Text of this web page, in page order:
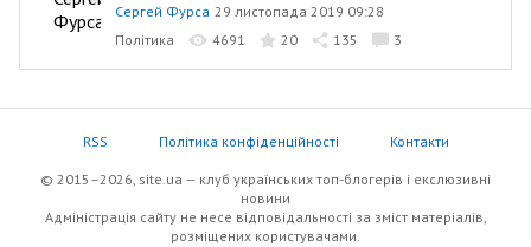
Сергей Фурса 29 листопада 2019 09:28
Політика
4691 20 135 3
RSS Політика конфіденційності Контакти
© 2015–2026, site.ua — клуб українських топ-блогерів i екслюзивнi
новини
Адміністрація сайту не несе відповідальності за зміст матеріалів,
розміщених користувачами.